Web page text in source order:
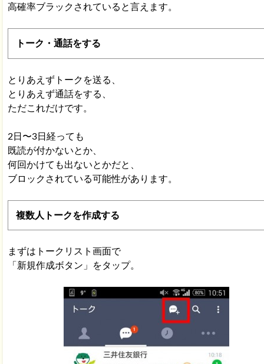
高確率ブラックされていると言えます。
トーク・通話をする
とりあえずトークを送る、
とりあえず通話をする、
ただこれだけです。
2日〜3日経っても
既読が付かないとか、
何回かけても出ないとかだと、
ブロックされている可能性があります。
複数人トークを作成する
まずはトークリスト画面で
「新規作成ボタン」をタップ。